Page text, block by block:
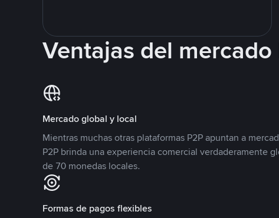
Ventajas del mercado
Mercado global y local
Mientras muchas otras plataformas P2P apuntan a
P2P brinda una experiencia comercial verdaderamente
de 70 monedas locales.
Formas de pagos flexibles